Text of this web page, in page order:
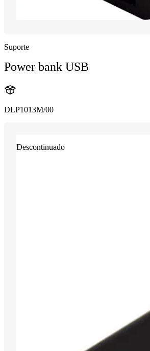
Suporte
Power bank USB
DLP1013M/00
Descontinuado